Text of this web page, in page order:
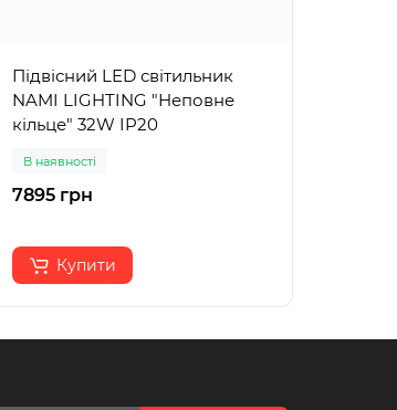
Підвісний LED світильник
NAMI LIGHTING "Неповне
кільце" 32W IP20
В наявності
7895 грн
Купити